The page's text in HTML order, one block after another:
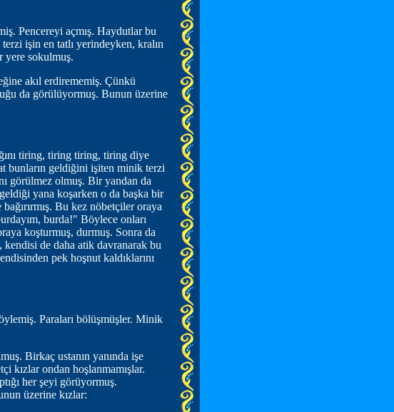
Pencereyi açmış. Haydutlar bu
işin en tatlı yerindeyken, kralın
yere sokulmuş.
akıl erdirememiş. Çünkü
da görülüyormuş. Bunun üzerine
tiring, tiring tiring, tiring diye
bunların geldiğini işiten minik terzi
görülmez olmuş. Bir yandan da
yana koşarken o da başka bir
Bu kez nöbetçiler oraya
burda!" Böylece onları
koşturmuş, durmuş. Sonra da
kendisi de daha atik davranarak bu
pek hoşnut kaldıklarını
Paraları bölüşmüşler. Minik
Birkaç ustanın yanında işe
kızlar ondan hoşlanmamışlar.
her şeyi görüyormuş.
üzerine kızlar: